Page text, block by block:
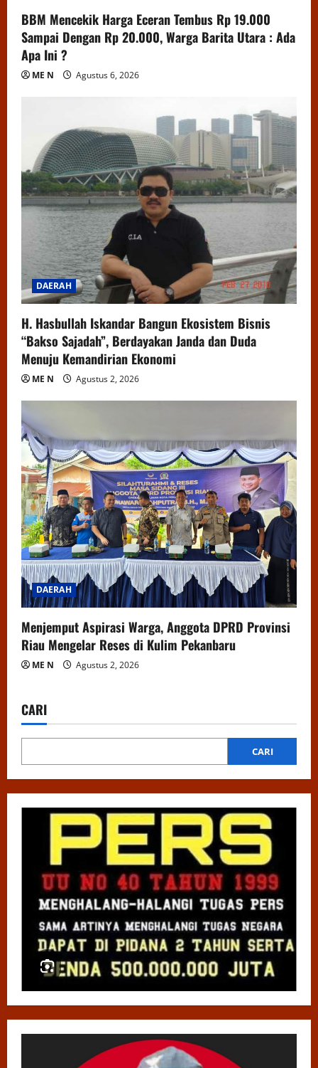
BBM Mencekik Harga Eceran Tembus Rp 19.000
Sampai Dengan Rp 20.000, Warga Barita Utara : Ada
Apa Ini ?
ME N Agustus 6, 2026
DAERAH
H. Hasbullah Iskandar Bangun Ekosistem Bisnis
“Bakso Sajadah”, Berdayakan Janda dan Duda
Menuju Kemandirian Ekonomi
ME N Agustus 2, 2026
DAERAH
Menjemput Aspirasi Warga, Anggota DPRD Provinsi
Riau Mengelar Reses di Kulim Pekanbaru
ME N Agustus 2, 2026
CARI
CARI